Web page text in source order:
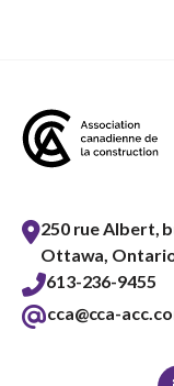
250 rue Albert,
Ottawa,
613-236-9455
cca@cca-